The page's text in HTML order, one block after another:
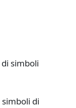
simboli
di